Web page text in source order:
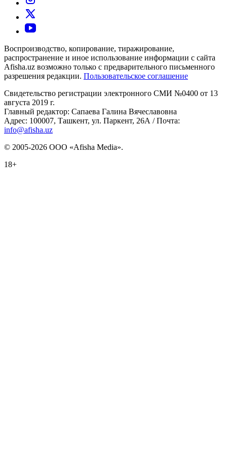
Воспроизводство, копирование, тиражирование,
распространение и иное использование информации с сайта
Afisha.uz возможно только с предварительного письменного
разрешения редакции. Пользовательское соглашение
Свидетельство регистрации электронного СМИ №0400 от 13
августа 2019 г.
Главный редактор: Сапаева Галина Вячеславовна
Адрес: 100007, Ташкент, ул. Паркент, 26А / Почта:
info@afisha.uz
© 2005-2026 ООО «Afisha Media».
18+